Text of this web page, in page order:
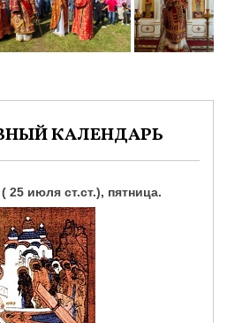
КАЛЕНДАРЬ
( 25 июля ст.ст.), пятница.